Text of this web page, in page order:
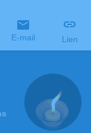
E-mail Lien